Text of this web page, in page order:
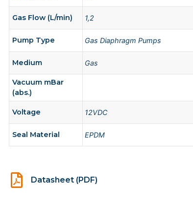
Gas Flow (L/min) 1,2
Pump Type Gas Diaphragm Pumps
Medium Gas
Vacuum mBar
(abs.)
Voltage 12VDC
Seal Material EPDM
Datasheet (PDF)